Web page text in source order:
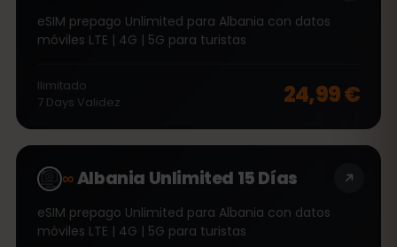
eSIM prepago Unlimited para Albania con datos
móviles LTE | 4G | 5G para turistas
Ilimitado
7 Days Validez 24,99 €
∞Albania Unlimited 15 Días
eSIM prepago Unlimited para Albania con datos
móviles LTE | 4G | 5G para turistas